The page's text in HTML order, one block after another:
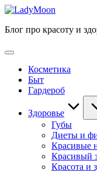
Перейти
содержимому
LadyMoon
Блог про красоту и
Косметика
Быт
Гардероб
Здоровье
Губы
Диеты и
Красивые
Красивый
Красота и